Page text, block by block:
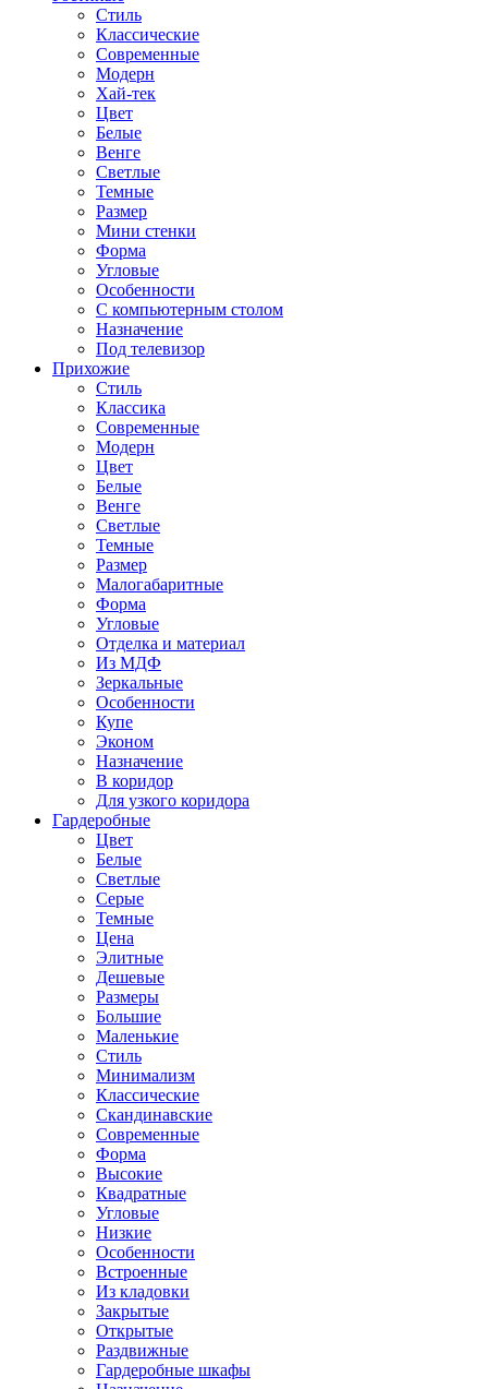
Стиль
Классические
Современные
Модерн
Хай-тек
Цвет
Белые
Венге
Светлые
Темные
Размер
Мини стенки
Форма
Угловые
Особенности
С компьютерным столом
Назначение
Под телевизор
Прихожие
Стиль
Классика
Современные
Модерн
Цвет
Белые
Венге
Светлые
Темные
Размер
Малогабаритные
Форма
Угловые
Отделка и материал
Из МДФ
Зеркальные
Особенности
Купе
Эконом
Назначение
В коридор
Для узкого коридора
Гардеробные
Цвет
Белые
Светлые
Серые
Темные
Цена
Элитные
Дешевые
Размеры
Большие
Маленькие
Стиль
Минимализм
Классические
Скандинавские
Современные
Форма
Высокие
Квадратные
Угловые
Низкие
Особенности
Встроенные
Из кладовки
Закрытые
Открытые
Раздвижные
Гардеробные шкафы